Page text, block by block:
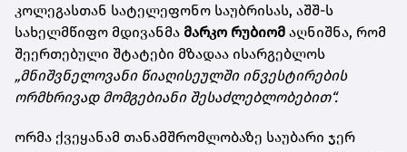
კოლეგასთან სატელეფონო საუბრისას, აშშ-ს
სახელმწიფო მდივანმა მარკო რუბიომ აღნიშნა, რომ
შეერთებული შტატები მზადაა ისარგებლოს
„მნიშვნელოვანი წიაღისეულში ინვესტირების
ორმხრივად მომგებიანი შესაძლებლობებით“.
ორმა ქვეყანამ თანამშრომლობაზე საუბარი ჯერ